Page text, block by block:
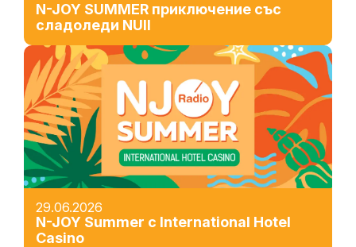
N-JOY SUMMER приключение със
сладоледи NUII
29.06.2026
N-JOY Summer с International Hotel
Casino